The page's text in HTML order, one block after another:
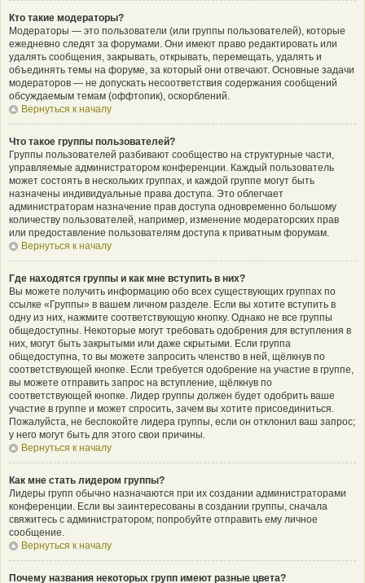
Кто такие модераторы?
Модераторы — это пользователи (или группы пользователей), которые
ежедневно следят за форумами. Они имеют право редактировать или
удалять сообщения, закрывать, открывать, перемещать, удалять и
объединять темы на форуме, за который они отвечают. Основные задачи
модераторов — не допускать несоответствия содержания сообщений
обсуждаемым темам (оффтопик), оскорблений.
Вернуться к началу
Что такое группы пользователей?
Группы пользователей разбивают сообщество на структурные части,
управляемые администратором конференции. Каждый пользователь
может состоять в нескольких группах, и каждой группе могут быть
назначены индивидуальные права доступа. Это облегчает
администраторам назначение прав доступа одновременно большому
количеству пользователей, например, изменение модераторских прав
или предоставление пользователям доступа к приватным форумам.
Вернуться к началу
Где находятся группы и как мне вступить в них?
Вы можете получить информацию обо всех существующих группах по
ссылке «Группы» в вашем личном разделе. Если вы хотите вступить в
одну из них, нажмите соответствующую кнопку. Однако не все группы
общедоступны. Некоторые могут требовать одобрения для вступления в
них, могут быть закрытыми или даже скрытыми. Если группа
общедоступна, то вы можете запросить членство в ней, щёлкнув по
соответствующей кнопке. Если требуется одобрение на участие в группе,
вы можете отправить запрос на вступление, щёлкнув по
соответствующей кнопке. Лидер группы должен будет одобрить ваше
участие в группе и может спросить, зачем вы хотите присоединиться.
Пожалуйста, не беспокойте лидера группы, если он отклонил ваш запрос;
у него могут быть для этого свои причины.
Вернуться к началу
Как мне стать лидером группы?
Лидеры групп обычно назначаются при их создании администраторами
конференции. Если вы заинтересованы в создании группы, сначала
свяжитесь с администратором; попробуйте отправить ему личное
сообщение.
Вернуться к началу
Почему названия некоторых групп имеют разные цвета?